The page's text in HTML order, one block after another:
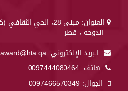
العنوان: مبنى 28، الحي الثقافي (كتارا)،
الدوحة ، قطر
البريد الإلكتروني: award@hta.qa
هاتف: 0097444080464
الجوال: 0097466570349